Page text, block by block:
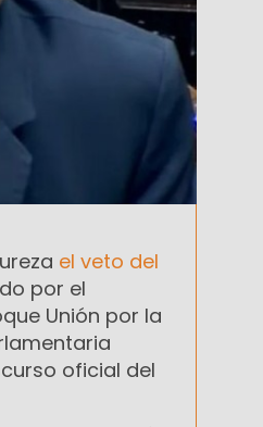
el veto del
por el
Unión por la
oficial del